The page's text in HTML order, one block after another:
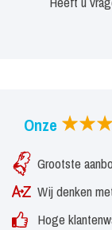
Onze
Grootste
Wij denken
Hoge